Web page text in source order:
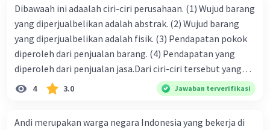
Dibawaah ini adaalah ciri-ciri perusahaan. (1) Wujud barang
yang diperjualbelikan adalah abstrak. (2) Wujud barang
yang diperjualbelikan adalah fisik. (3) Pendapatan pokok
diperoleh dari penjualan barang. (4) Pendapatan yang
diperoleh dari penjualan jasa.Dari ciri-ciri tersebut yang
merupakan ciri dari perusahaan dagang ditunjukan pada
nomor…. a. 1 dan 3 b. 3 dan 4 c. 2 dan 3 d. 1 dan 2 e. 2 dan 4
4 3.0 Jawaban terverifikasi
Andi merupakan warga negara Indonesia yang bekerja di